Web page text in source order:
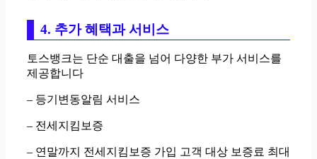
4. 추가 혜택과 서비스
토스뱅크는 단순 대출을 넘어 다양한 부가 서비스를
제공합니다
– 등기변동알림 서비스
– 전세지킴보증
– 연말까지 전세지킴보증 가입 고객 대상 보증료 최대